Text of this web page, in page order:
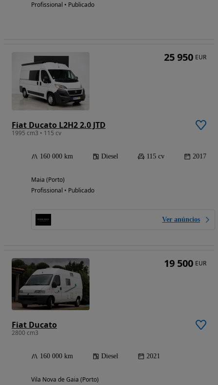
Profissional • Publicado
Fiat Ducato L2H2 2.0 JTD
1995 cm3 • 115 cv
160 000 km Diesel 115 cv 2017
Maia (Porto)
Profissional • Publicado
Ver anúncios
25 950 EUR
Fiat Ducato
2800 cm3
160 000 km Diesel 2021
Vila Nova de Gaia (Porto)
19 500 EUR